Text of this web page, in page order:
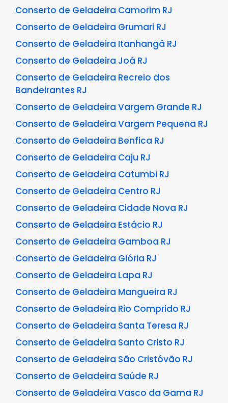
Conserto de Geladeira Camorim RJ
Conserto de Geladeira Grumari RJ
Conserto de Geladeira Itanhangá RJ
Conserto de Geladeira Joá RJ
Conserto de Geladeira Recreio dos
Bandeirantes RJ
Conserto de Geladeira Vargem Grande RJ
Conserto de Geladeira Vargem Pequena RJ
Conserto de Geladeira Benfica RJ
Conserto de Geladeira Caju RJ
Conserto de Geladeira Catumbi RJ
Conserto de Geladeira Centro RJ
Conserto de Geladeira Cidade Nova RJ
Conserto de Geladeira Estácio RJ
Conserto de Geladeira Gamboa RJ
Conserto de Geladeira Glória RJ
Conserto de Geladeira Lapa RJ
Conserto de Geladeira Mangueira RJ
Conserto de Geladeira Rio Comprido RJ
Conserto de Geladeira Santa Teresa RJ
Conserto de Geladeira Santo Cristo RJ
Conserto de Geladeira São Cristóvão RJ
Conserto de Geladeira Saúde RJ
Conserto de Geladeira Vasco da Gama RJ